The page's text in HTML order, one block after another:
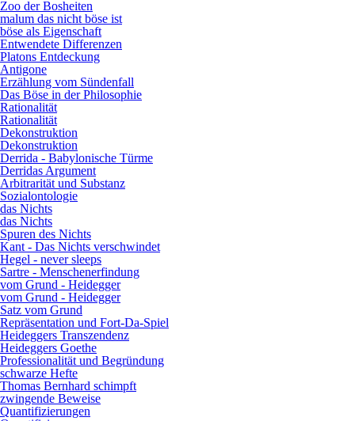
Zoo der Bosheiten
malum das nicht böse ist
böse als Eigenschaft
Entwendete Differenzen
Platons Entdeckung
Antigone
Erzählung vom Sündenfall
Das Böse in der Philosophie
Rationalität
Rationalität
Dekonstruktion
Dekonstruktion
Derrida - Babylonische Türme
Derridas Argument
Arbitrarität und Substanz
Sozialontologie
das Nichts
das Nichts
Spuren des Nichts
Kant - Das Nichts verschwindet
Hegel - never sleeps
Sartre - Menschenerfindung
vom Grund - Heidegger
vom Grund - Heidegger
Satz vom Grund
Repräsentation und Fort-Da-Spiel
Heideggers Transzendenz
Heideggers Goethe
Professionalität und Begründung
schwarze Hefte
Thomas Bernhard schimpft
zwingende Beweise
Quantifizierungen